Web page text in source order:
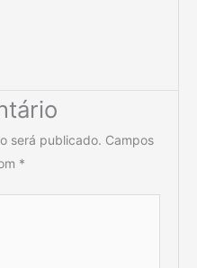
será publicado. Campos
*